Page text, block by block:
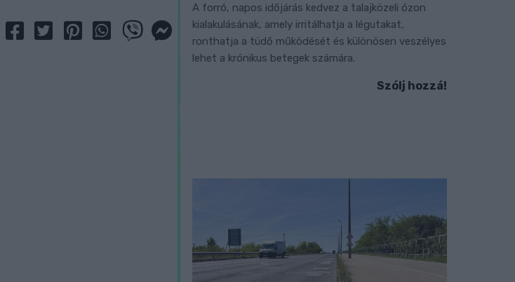
A forró, napos időjárás kedvez a talajközeli ózon
kialakulásának, amely irritálhatja a légutakat,
ronthatja a tüdő működését és különösen veszélyes
lehet a krónikus betegek számára.
Szólj hozzá!